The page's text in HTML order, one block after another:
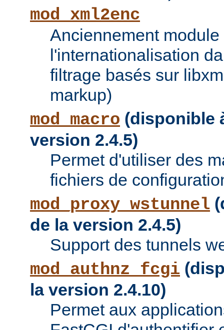
mod_xml2enc
Anciennement
l'internationalisation
filtrage basés sur
markup)
mod_macro (disponible
version 2.4.5)
Permet d'utiliser des
fichiers de
mod_proxy_wstunnel
de la version 2.4.5)
Support des tunnels
mod_authnz_fcgi
la version 2.4.10)
Permet aux